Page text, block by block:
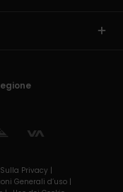
Privacy |
Generali d’uso |